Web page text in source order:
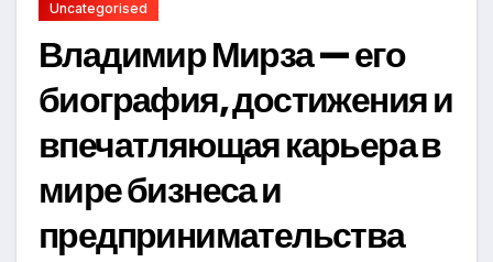
Uncategorised
Владимир Мирза — его
биография, достижения и
впечатляющая карьера в
мире бизнеса и
предпринимательства